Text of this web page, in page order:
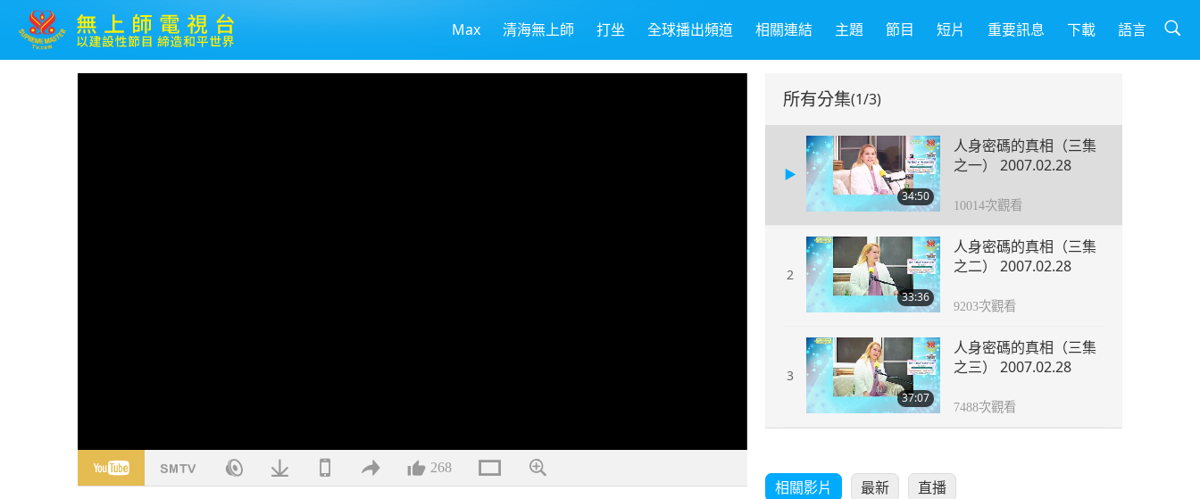
Max 清海無上師 打坐 全球播出頻道 相關連結 主題 節目 短片 重要訊息 下載 語言
268
所有分集(1/3)
34:50
人身密碼的真相（三集
之一） 2007.02.28
10014次觀看
2
33:36
人身密碼的真相（三集
之二） 2007.02.28
9203次觀看
3
37:07
人身密碼的真相（三集
之三） 2007.02.28
7488次觀看
相關影片 最新 直播